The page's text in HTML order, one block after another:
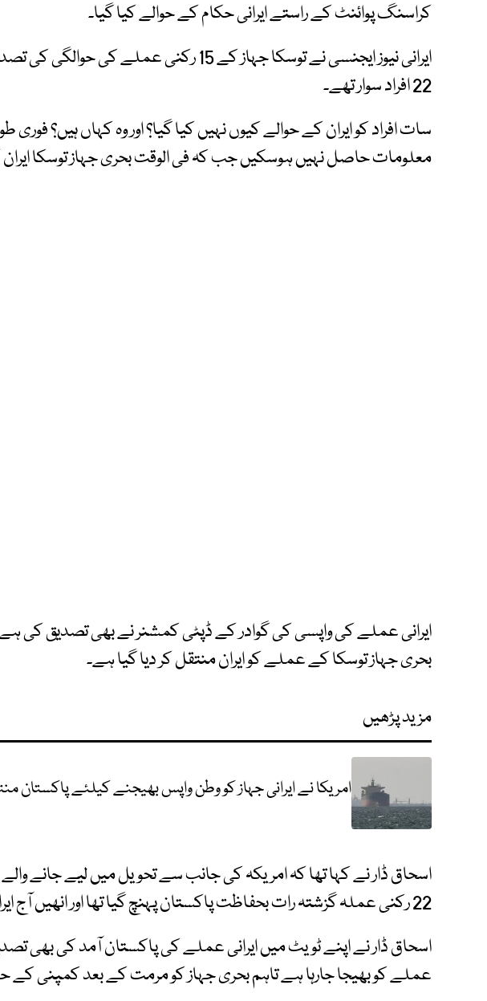
کراسنگ پوائنٹ کے راستے ایرانی حکام کے حوالے کیا گیا۔
ایرانی نیوز ایجنسی نے توسکا جہاز کے 15 رکنی
22 افراد سوار تھے۔
سات افراد کو ایران کے حوالے کیوں نہیں کیا گیا؟ اور وہ کہاں ہیں؟ فوری
معلومات حاصل نہیں ہوسکیں جب کہ فی الوقت بحری جہاز توسکا ایران
ایرانی عملے کی واپسی کی گوادر کے ڈپٹی کمشنر نے بھی تصدیق کی ہے
بحری جہاز توسکا کے عملے کو ایران منتقل کر دیا گیا ہے۔
مزید پڑھیں
امریکا نے ایرانی جہاز کو وطن واپس بھیجنے کیلئے پاکستان
اسحاق ڈار نے کہا تھا کہ امریکہ کی جانب سے تحویل میں لیے جانے والے
22 رکنی عملہ گزشتہ رات بحفاظت پاکستان پہنچ گیا تھا اور انھیں آج ایران منتقل کر دیا جائے گا۔
اسحاق ڈار نے اپنے ٹویٹ میں ایرانی عملے کی پاکستان آمد کی بھی
عملے کو بھیجا جارہا ہے تاہم بحری جہاز کو مرمت کے بعد کمپنی کے